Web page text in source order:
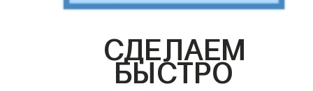
СДЕЛАЕМ
БЫСТРО